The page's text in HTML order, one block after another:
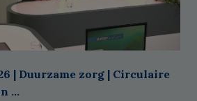
| Duurzame zorg | Circulaire
...